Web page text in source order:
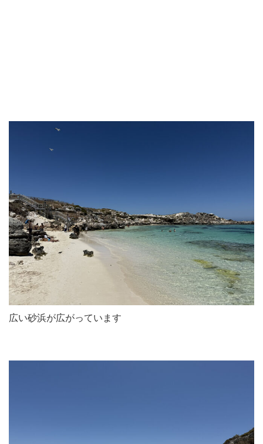
広い砂浜が広がっています